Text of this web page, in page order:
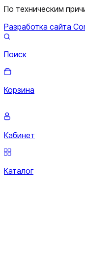
По техническим
Разработка сайта
Поиск
Корзина
Кабинет
Каталог